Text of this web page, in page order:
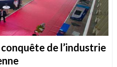
de l’industrie